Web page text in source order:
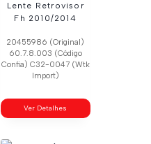
Lente Retrovisor
Fh 2010/2014
20455986 (Original)
60.7.8.003 (Código
Confia) C32-0047 (Wtk
Import)
Ver Detalhes